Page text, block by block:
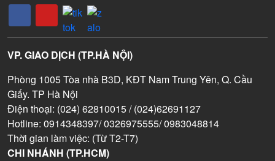
VP. GIAO DỊCH (TP.HÀ NỘI)
Phòng 1005 Tòa nhà B3D, KĐT Nam Trung Yên, Q. Cầu
Giấy. TP Hà Nội
Điện thoại: (024) 62810015 / (024)62691127
Hotline: 0914348397/ 0326975555/ 0983048814
Thời gian làm việc: (Từ T2-T7)
CHI NHÁNH (TP.HCM)